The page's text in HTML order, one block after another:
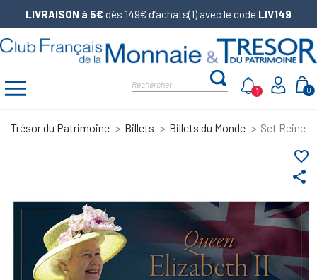
LIVRAISON à 5€ dès 149€ d’achats(1) avec le code LIV149
0
1
Trésor du Patrimoine Billets Billets du Monde Set Reine
share
favorite_border